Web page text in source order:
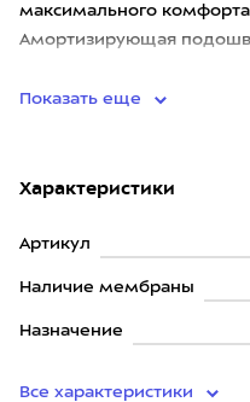
максимального
Амортизирующая
Показать еще
Характеристики
Артикул
Наличие мембраны
Назначение
Все характеристики